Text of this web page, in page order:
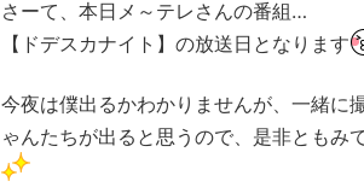
さーて、本日メ～テレさんの番組…
【ドデスカナイト】の放送日となります
今夜は僕出るかわかりませんが、一緒に
ゃんたちが出ると思うので、是非ともみ